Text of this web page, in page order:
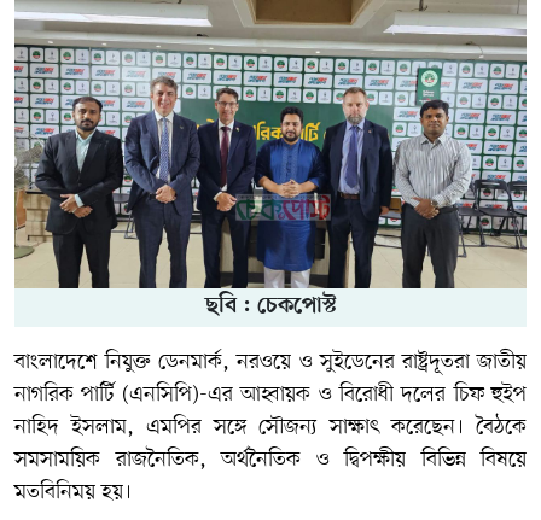
ছবি : চেকপোস্ট
বাংলাদেশে নিযুক্ত ডেনমার্ক, নরওয়ে ও সুইডেনের রাষ্ট্রদূতরা জাতীয়
নাগরিক পার্টি (এনসিপি)-এর আহ্বায়ক ও বিরোধী দলের চিফ হুইপ
নাহিদ ইসলাম, এমপির সঙ্গে সৌজন্য সাক্ষাৎ করেছেন। বৈঠকে
সমসাময়িক রাজনৈতিক, অর্থনৈতিক ও দ্বিপক্ষীয় বিভিন্ন বিষয়ে
মতবিনিময় হয়।